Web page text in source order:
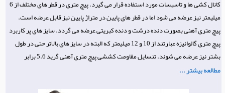
کانال کشی ها و تاسیسات مورد استفاده قرار می گیرد. پیچ متری در قطر های مختلف از 6
میلیمتر نیز عرضه می شود اما در قطر های پایین در متراژ پایین نیز قابل عرضه است.
پیچ متری آهنی بصورت دنده درشت و دنده کبریتی عرضه می گردد. سایز های پر کاربرد
پیچ متری گالوانیزه عبارتند از 10 و 12 میلیمتر که البته در سایز های بالاتر حتی در طول
بشتر نیز عرضه می شوند. تنسایل مقاومت کششی پیچ متری آهنی گرید 5.6 برابر
مطالعه بیشتر ...